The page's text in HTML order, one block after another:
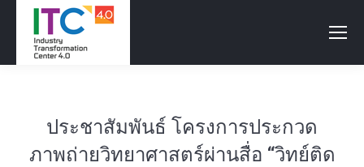
ประชาสัมพันธ์ โครงการประกวด
ภาพถ่ายวิทยาศาสตร์ผ่านสื่อ “วิทย์ติด